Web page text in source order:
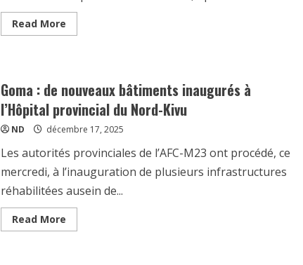
Read More
Goma : de nouveaux bâtiments inaugurés à
l’Hôpital provincial du Nord-Kivu
ND décembre 17, 2025
Les autorités provinciales de l’AFC-M23 ont procédé, ce
mercredi, à l’inauguration de plusieurs infrastructures
réhabilitées ausein de...
Read More